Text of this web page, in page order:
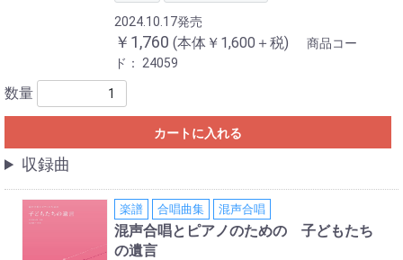
2024.10.17発売
￥1,760 (本体￥1,600＋税)
商品コー
ド： 24059
数量
カートに入れる
収録曲
楽譜 合唱曲集 混声合唱
混声合唱とピアノのための 子どもたち
の遺言